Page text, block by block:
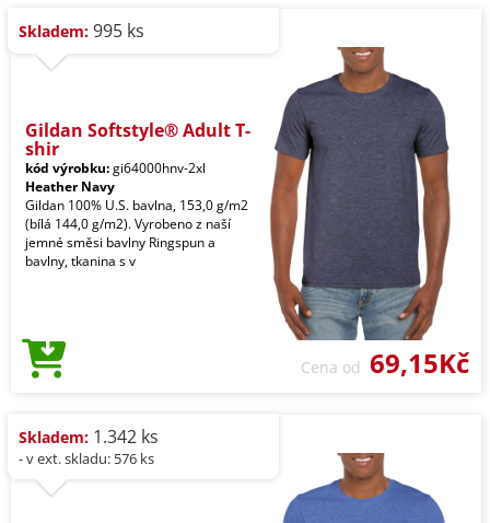
Skladem: 995 ks
Gildan Softstyle® Adult T-
shir
kód výrobku:gi64000hnv-2xl
Heather Navy
Gildan 100% U.S. bavlna, 153,0 g/m2
(bílá 144,0 g/m2). Vyrobeno z naší
jemné směsi bavlny Ringspun a
bavlny, tkanina s v
Cena od 69,15Kč
Skladem: 1.342 ks
- v ext. skladu: 576 ks